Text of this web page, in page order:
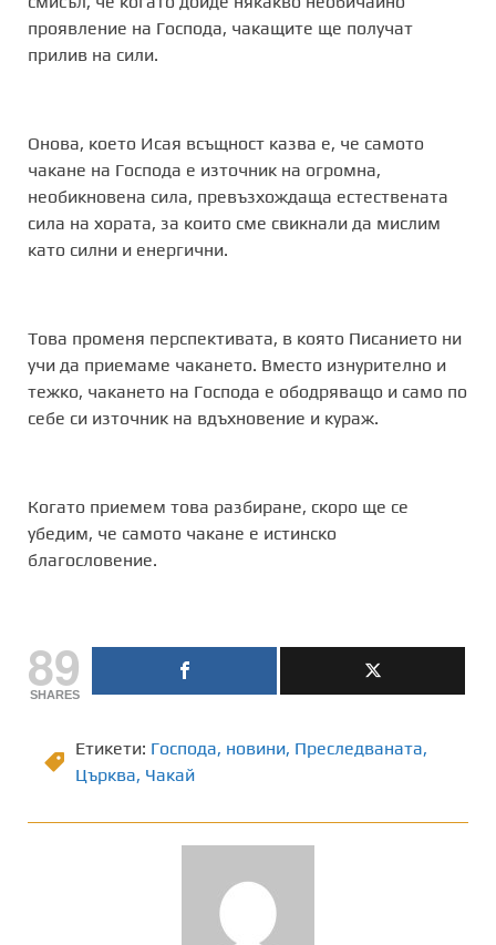
проявление на Господа, чакащите ще получат
прилив на сили.
Онова, което Исая всъщност казва е, че самото
чакане на Господа е източник на огромна,
необикновена сила, превъзхождаща естествената
сила на хората, за които сме свикнали да мислим
като силни и енергични.
Това променя перспективата, в която Писанието ни
учи да приемаме чакането. Вместо изнурително и
тежко, чакането на Господа е ободряващо и само по
себе си източник на вдъхновение и кураж.
Когато приемем това разбиране, скоро ще се
убедим, че самото чакане е истинско
благословение.
89
SHARES
Етикети: Господа, новини, Преследваната,
Църква, Чакай